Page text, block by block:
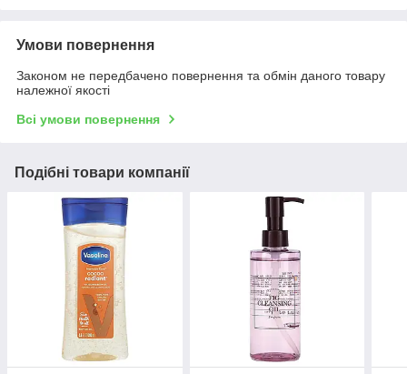
Умови повернення
Законом не передбачено повернення та обмін даного товару
належної якості
Всі умови повернення
Подібні товари компанії